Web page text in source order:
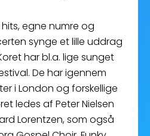
egne numre og
synge et lille uddrag
har bl.a. lige sunget
De har igennem
i London og forskellige
ledes af Peter Nielsen
Lorentzen, som også